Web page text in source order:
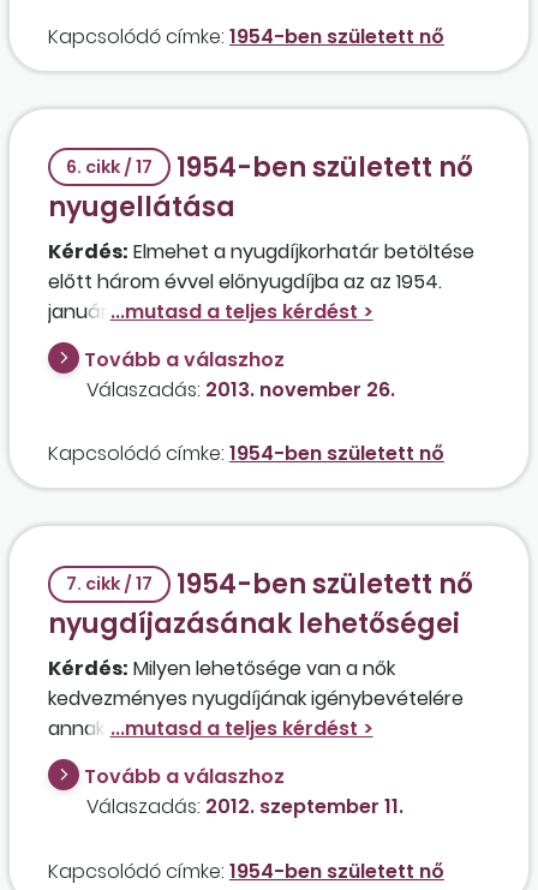
Kapcsolódó címke: 1954-ben született nő
6. cikk / 17
1954-ben született nő
nyugellátása
Kérdés: Elmehet a nyugdíjkorhatár betöltése
előtt három évvel előnyugdíjba az az 1954.
január 28-án született nő, aki 42,5 év szolgálati
idővel rendelkezik, egy főiskolás gyermeke van,
és jelenleg szociális segélyben részesül?
Csökkentett lesz ebben az esetben az ellátás
Tovább a válaszhoz
Válaszadás: 2013. november 26.
Kapcsolódó címke: 1954-ben született nő
7. cikk / 17
1954-ben született nő
nyugdíjazásának lehetőségei
Kérdés: Milyen lehetősége van a nők
kedvezményes nyugdíjának igénybevételére
annak az 1954. május 26-án született nőnek, aki
1976-ban született beteg, értelmi fogyatékos
gyermeke nevelése miatt 1992-től 2004-ig
ápolási díjban részesült, amely időszakból csak
tudja vásárolni valahogy a hiányzó éveket?
Tovább a válaszhoz
Válaszadás: 2012. szeptember 11.
Kapcsolódó címke: 1954-ben született nő